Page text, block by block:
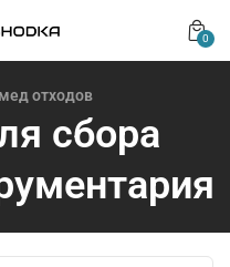
0
отходов
сбора